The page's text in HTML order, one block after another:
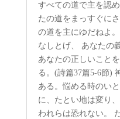
すべての道で主を認
たの道をまっすぐに
の道を主にゆだねよ
なしとげ、 あなたの
あなたの正しいこと
る。(詩篇37篇5-6節)
ある。悩める時のい
に、たとい地は変り
われらは恐れない。